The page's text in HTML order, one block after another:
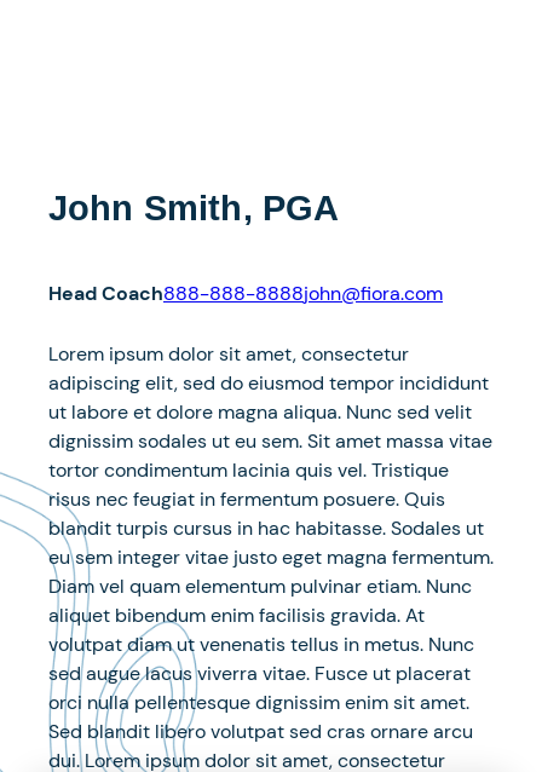
John Smith, PGA
Head Coach888-888-8888john@fiora.com
Lorem ipsum dolor sit amet, consectetur
adipiscing elit, sed do eiusmod tempor incididunt
ut labore et dolore magna aliqua. Nunc sed velit
dignissim sodales ut eu sem. Sit amet massa vitae
tortor condimentum lacinia quis vel. Tristique
risus nec feugiat in fermentum posuere. Quis
blandit turpis cursus in hac habitasse. Sodales ut
eu sem integer vitae justo eget magna fermentum.
Diam vel quam elementum pulvinar etiam. Nunc
aliquet bibendum enim facilisis gravida. At
volutpat diam ut venenatis tellus in metus. Nunc
sed augue lacus viverra vitae. Fusce ut placerat
orci nulla pellentesque dignissim enim sit amet.
Sed blandit libero volutpat sed cras ornare arcu
dui. Lorem ipsum dolor sit amet, consectetur